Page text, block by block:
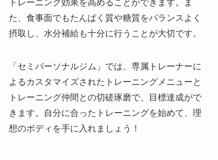
トレーニング効果を高めることができます。ま
た、食事面でもたんぱく質や糖質をバランスよく
摂取し、水分補給も十分に行うことが大切です。
「セミパーソナルジム」では、専属トレーナーに
よるカスタマイズされたトレーニングメニューと
トレーニング仲間との切磋琢磨で、目標達成がで
きます。自分に合ったトレーニングを始めて、理
想のボディを手に入れましょう！